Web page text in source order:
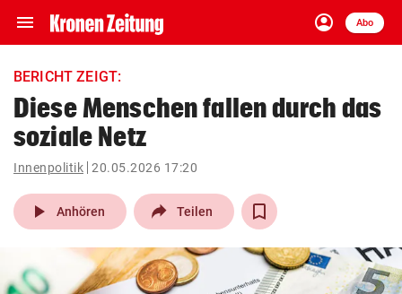
menu Navigation
ein-/ausklappen
account_circle
Anmelden
Abo
close Schließen
account_circle Anmelden
pin_drop
Wien arrow_right
BERICHT ZEIGT:
Diese Menschen fallen durch das
soziale Netz
Innenpolitik 20.05.2026 17:20
play_arrow Anhören Teilen